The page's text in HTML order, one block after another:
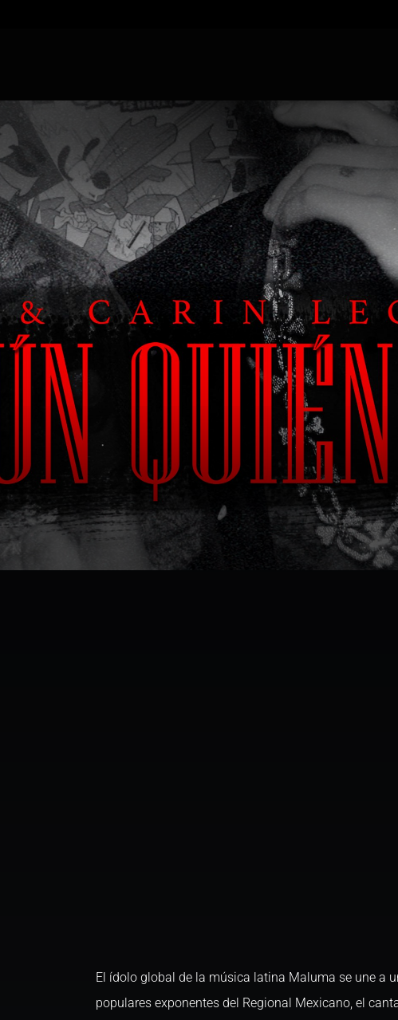
El ídolo global de la música latina Maluma se une a
populares exponentes del Regional Mexicano, el